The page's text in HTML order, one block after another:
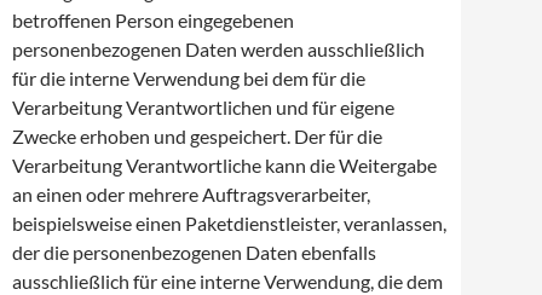
betroffenen Person eingegebenen
personenbezogenen Daten werden ausschließlich
für die interne Verwendung bei dem für die
Verarbeitung Verantwortlichen und für eigene
Zwecke erhoben und gespeichert. Der für die
Verarbeitung Verantwortliche kann die Weitergabe
an einen oder mehrere Auftragsverarbeiter,
beispielsweise einen Paketdienstleister, veranlassen,
der die personenbezogenen Daten ebenfalls
ausschließlich für eine interne Verwendung, die dem